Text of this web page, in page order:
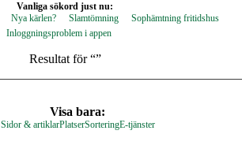
Vanliga sökord just nu:
Nya kärlen? Slamtömning
Sophämtning fritidshus
Inloggningsproblem i appen
Resultat för “”
Visa bara:
Sidor & artiklarPlatserSorteringE-tjänster